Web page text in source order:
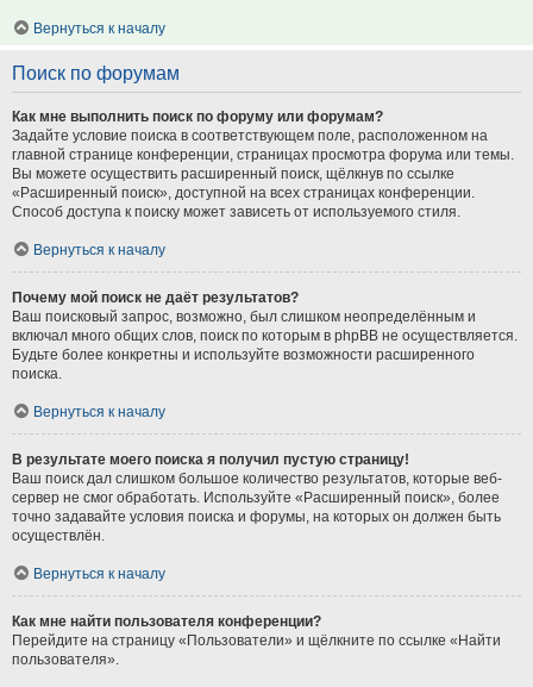
Вернуться к началу
Поиск по форумам
Как мне выполнить поиск по форуму или форумам?
Задайте условие поиска в соответствующем поле, расположенном на
главной странице конференции, страницах просмотра форума или темы.
Вы можете осуществить расширенный поиск, щёлкнув по ссылке
«Расширенный поиск», доступной на всех страницах конференции.
Способ доступа к поиску может зависеть от используемого стиля.
Вернуться к началу
Почему мой поиск не даёт результатов?
Ваш поисковый запрос, возможно, был слишком неопределённым и
включал много общих слов, поиск по которым в phpBB не осуществляется.
Будьте более конкретны и используйте возможности расширенного
поиска.
Вернуться к началу
В результате моего поиска я получил пустую страницу!
Ваш поиск дал слишком большое количество результатов, которые веб-
сервер не смог обработать. Используйте «Расширенный поиск», более
точно задавайте условия поиска и форумы, на которых он должен быть
осуществлён.
Вернуться к началу
Как мне найти пользователя конференции?
Перейдите на страницу «Пользователи» и щёлкните по ссылке «Найти
пользователя».